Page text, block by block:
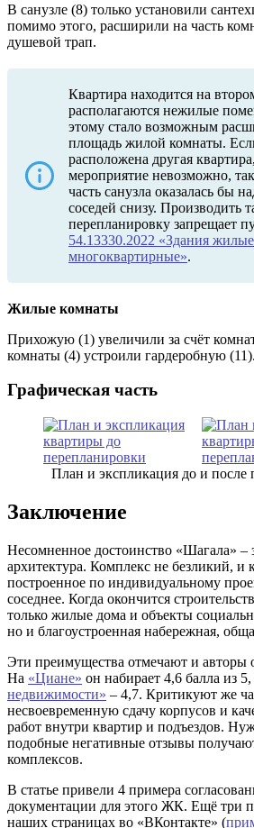
В санузле (8) только установили
помимо этого, расширили на часть
душевой трап.
Квартира находится на
располагаются нежилые
этому стало возможным
площадь жилой комнаты.
расположена другая
мероприятие невозможно,
часть санузла оказалась бы
соседей снизу. Производить
перепланировку запрещает
54.13330.2022 «Здания жилые
многоквартирные».
Жилые комнаты
Прихожую (1) увеличили за счёт
комнаты (4) устроили гардеробную (11).
Графическая часть
План и экспликация до и после
Заключение
Несомненное достоинство «Шагала» –
архитектура. Комплекс не безликий, и
построенное по индивидуальному
соседнее. Когда окончится
только жилые дома и объекты
но и благоустроенная набережная,
Эти преимущества отмечают и авторы
На «Циане» он набирает 4,6 балла из 5,
недвижимости» – 4,7. Критикуют же
несвоевременную сдачу корпусов и
работ внутри квартир и подъездов.
подобные негативные отзывы
комплексов.
В статье привели 4 примера
документации для этого ЖК. Ещё три
наших страницах во «ВКонтакте» (